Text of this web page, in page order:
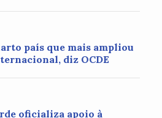
país que mais ampliou
diz OCDE
oficializa apoio à